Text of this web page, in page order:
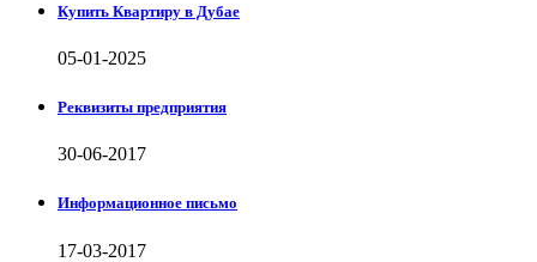
Купить Квартиру в Дубае
05-01-2025
Реквизиты предприятия
30-06-2017
Информационное письмо
17-03-2017